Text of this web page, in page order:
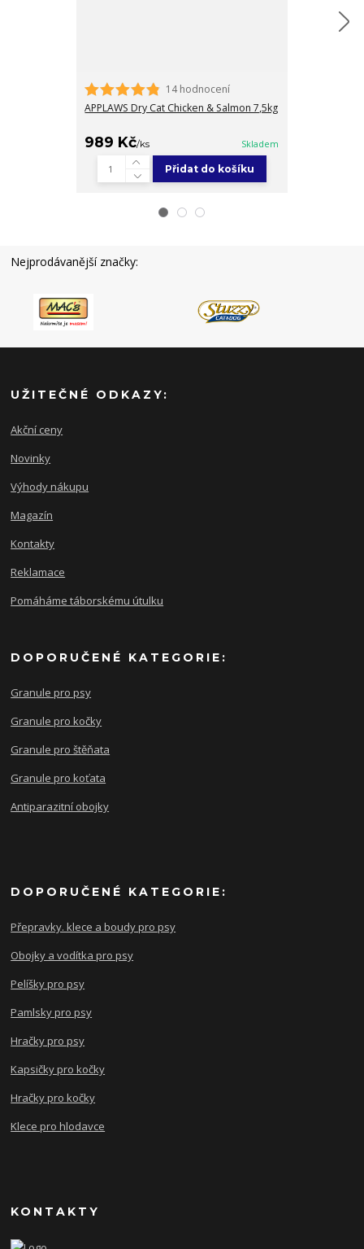
14 hodnocení
APPLAWS Dry Cat Chicken & Salmon 7,5kg
989 Kč/ks Skladem
Přidat do košíku
Nejprodávanější značky:
UŽITEČNÉ ODKAZY:
Akční ceny
Novinky
Výhody nákupu
Magazín
Kontakty
Reklamace
Pomáháme táborskému útulku
DOPORUČENÉ KATEGORIE:
Granule pro psy
Granule pro kočky
Granule pro štěňata
Granule pro koťata
Antiparazitní obojky
DOPORUČENÉ KATEGORIE:
Přepravky. klece a boudy pro psy
Obojky a vodítka pro psy
Pelíšky pro psy
Pamlsky pro psy
Hračky pro psy
Kapsičky pro kočky
Hračky pro kočky
Klece pro hlodavce
KONTAKTY